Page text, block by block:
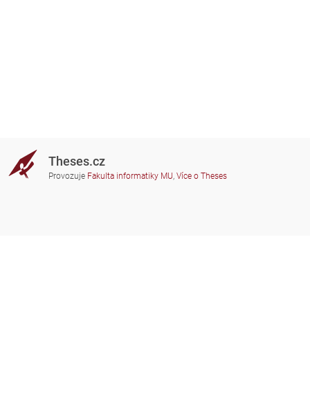
Theses.cz
Provozuje Fakulta informatiky MU, Více o Theses